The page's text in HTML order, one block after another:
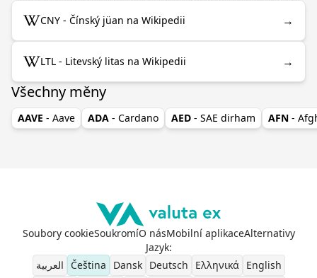
CNY - Čínský jüan na Wikipedii →
LTL - Litevský litas na Wikipedii →
Všechny měny
AAVE - Aave ADA - Cardano AED - SAE dirham AFN -
Soubory cookieSoukromíO násMobilní aplikaceAlternativy
Jazyk:
العربية
Čeština Dansk Deutsch Ελληνικά English